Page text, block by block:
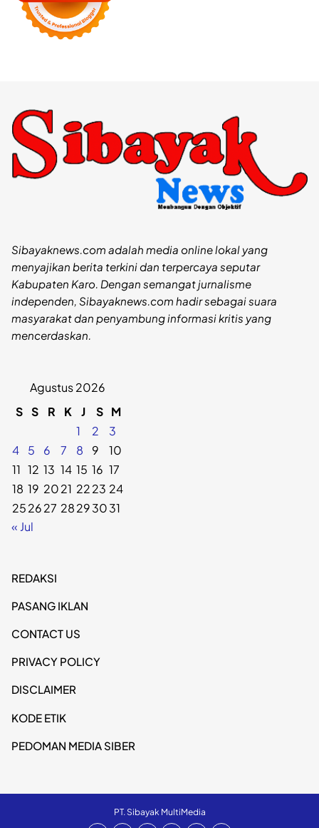
Sibayaknews.com adalah media online lokal yang
menyajikan berita terkini dan terpercaya seputar
Kabupaten Karo. Dengan semangat jurnalisme
independen, Sibayaknews.com hadir sebagai suara
masyarakat dan penyambung informasi kritis yang
mencerdaskan.
Agustus 2026
S S R K J S M
1
2
3
4
5 6 7 8 9
10
11 12 13 14 15 16 17
18 19 2021 2223 24
252627 28293031
« Jul
REDAKSI
PASANG IKLAN
CONTACT US
PRIVACY POLICY
DISCLAIMER
KODE ETIK
PEDOMAN MEDIA SIBER
PT. Sibayak MultiMedia